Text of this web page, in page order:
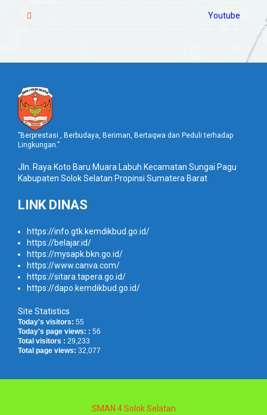
Youtube
”Berprestasi , Berbudaya, Beriman, Bertaqwa dan Peduli terhadap
Lingkungan.”
Jln. Raya Koto Baru Muara Labuh Kecamatan Sungai Pagu
Kabupaten Solok Selatan Propinsi Sumatera Barat
LINK DINAS
https://info.gtk.kemdikbud.go.id/
https://belajar.id/
https://mysapk.bkn.go.id/
https://www.canva.com/
https://sitara.tapera.go.id/
https://dapo.kemdikbud.go.id/
Site Statistics
Today's visitors: 55
Today's page views: : 56
Total visitors : 29,233
Total page views: 32,077
SMAN 4 Solok Selatan